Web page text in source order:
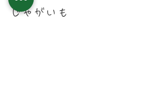
じゃがいも